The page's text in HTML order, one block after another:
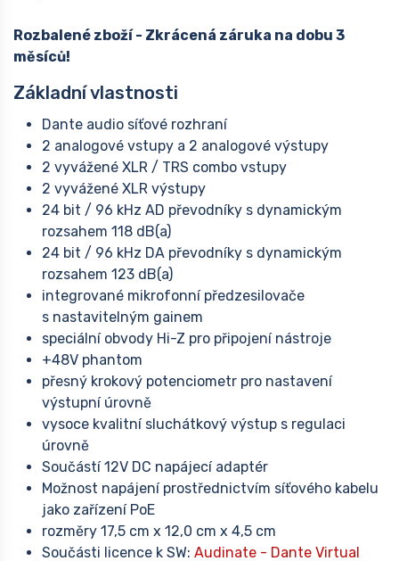
Rozbalené zboží - Zkrácená záruka na dobu 3
měsíců!
Základní vlastnosti
Dante audio síťové rozhraní
2 analogové vstupy a 2 analogové výstupy
2 vyvážené XLR / TRS combo vstupy
2 vyvážené XLR výstupy
24 bit / 96 kHz AD převodníky s dynamickým
rozsahem 118 dB(a)
24 bit / 96 kHz DA převodníky s dynamickým
rozsahem 123 dB(a)
integrované mikrofonní předzesilovače
s nastavitelným gainem
speciální obvody Hi-Z pro připojení nástroje
+48V phantom
přesný krokový potenciometr pro nastavení
výstupní úrovně
vysoce kvalitní sluchátkový výstup s regulaci
úrovně
Součástí 12V DC napájecí adaptér
Možnost napájení prostřednictvím síťového kabelu
jako zařízení PoE
rozměry 17,5 cm x 12,0 cm x 4,5 cm
Součásti licence k SW: Audinate - Dante Virtual